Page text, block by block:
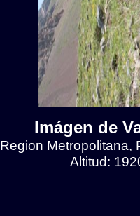
Imágen de
Region Metropolitana,
Altitud: